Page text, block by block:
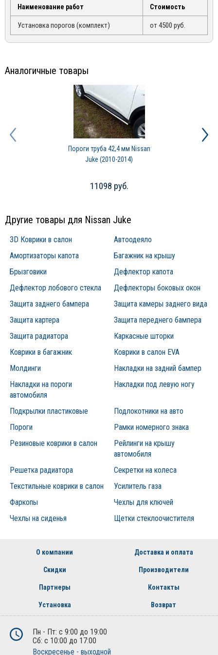
Наименование работ Стоимость
Установка порогов (комплект) от 4500 руб.
Аналогичные товары
Пороги труба 42,4 мм Nissan
Juke (2010-2014)
11098 руб.
Другие товары для Nissan Juke
3D Коврики в салон
Автоодеяло
Амортизаторы капота
Багажник на крышу
Брызговики
Дефлектор капота
Дефлектор лобового стекла
Дефлекторы боковых окон
Защита заднего бампера
Защита камеры заднего вида
Защита картера
Защита переднего бампера
Защита радиатора
Каркасные шторки
Коврики в багажник
Коврики в салон EVA
Молдинги
Накладки на задний бампер
Накладки на пороги
автомобиля
Накладки под левую ногу
Подкрылки пластиковые
Подлокотники на авто
Пороги
Рамки номерного знака
Резиновые коврики в салон
Рейлинги на крышу
автомобиля
Решетка радиатора
Секретки на колеса
Текстильные коврики в салон
Усилитель газа
Фаркопы
Чехлы для ключей
Чехлы на сиденья
Щетки стеклоочистителя
О компании Доставка и оплата
Скидки Производители
Партнеры Контакты
Установка Возврат
Пн - Пт: с 9:00 до 19:00
Сб: с 10:00 до 17:00
Воскресенье - выходной